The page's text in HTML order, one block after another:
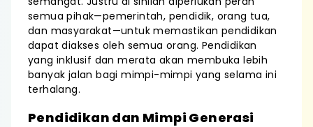
semua pihak—pemerintah, pendidik, orang tua,
dan masyarakat—untuk memastikan pendidikan
dapat diakses oleh semua orang. Pendidikan
yang inklusif dan merata akan membuka lebih
banyak jalan bagi mimpi-mimpi yang selama ini
terhalang.
Pendidikan dan Mimpi Generasi